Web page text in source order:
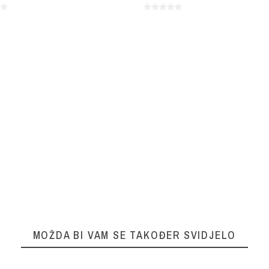
MOŽDA BI VAM SE TAKOĐER SVIDJELO